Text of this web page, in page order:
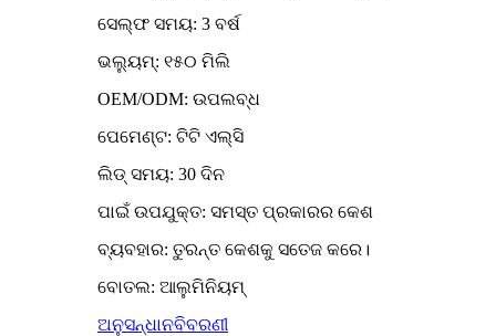
ସେଲ୍ଫ ସମୟ: 3 ବର୍ଷ
ଭଲ୍ୟୁମ୍: ୧୫୦ ମିଲି
OEM/ODM: ଉପଲବ୍ଧ
ପେମେଣ୍ଟ: ଟିଟି ଏଲ୍ସି
ଲିଡ୍ ସମୟ: 30 ଦିନ
ପାଇଁ ଉପଯୁକ୍ତ: ସମସ୍ତ ପ୍ରକାରର କେଶ
ବ୍ୟବହାର: ତୁରନ୍ତ କେଶକୁ ସତେଜ କରେ।
ବୋତଲ: ଆଲୁମିନିୟମ୍
ଅନୁସନ୍ଧାନବିବରଣୀ